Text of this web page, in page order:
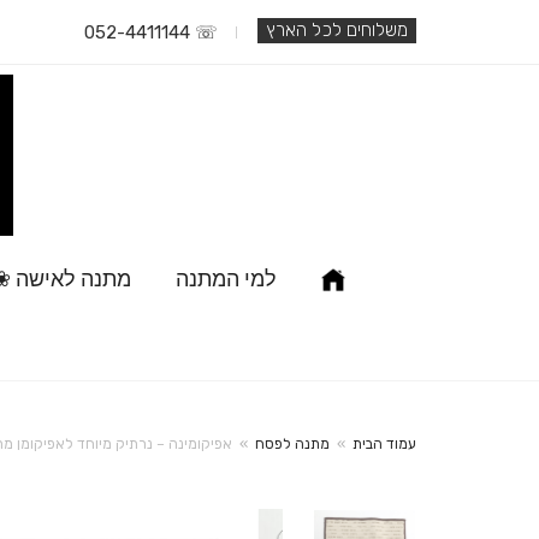
משלוחים לכל הארץ ☏ 052-4411144
למי המתנה מתנה לאישה
עמוד הבית » מתנה לפסח » אפיקומינה – נרתיק מיוחד לאפיקומן